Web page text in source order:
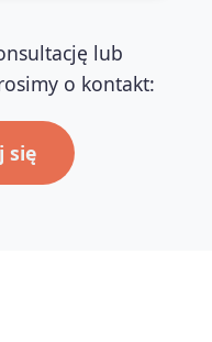
lub
o kontakt:
się